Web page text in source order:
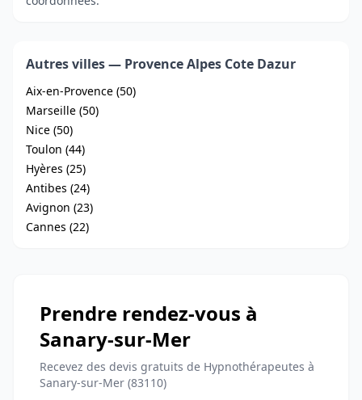
Autres villes — Provence Alpes Cote Dazur
Aix-en-Provence (50)
Marseille (50)
Nice (50)
Toulon (44)
Hyères (25)
Antibes (24)
Avignon (23)
Cannes (22)
Prendre rendez-vous à
Sanary-sur-Mer
Recevez des devis gratuits de Hypnothérapeutes à
Sanary-sur-Mer (83110)